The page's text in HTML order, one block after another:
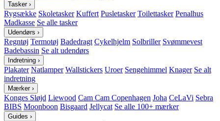
Tasker ›
Rygsække Skoletasker Kuffert Pusletasker Toilettasker Penalhus
Madkasse Se alle tasker
Udendørs ›
Regntøj Termotøj Badedragt Cykelhjelm Solbriller Svømmevest
Badebassin Se alt udendørs
Indretning ›
Plakater Natlamper Wallstickers Uroer Sengehimmel Knager Se alt
indretning
Mærker ›
Konges Sløjd Liewood Cam Cam Copenhagen Joha CeLaVi Sebra
BIBS Moonboon Bisgaard Jellycat Se alle 100+ mærker
Guides ›